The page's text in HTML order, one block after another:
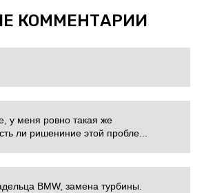
КОММЕНТАРИИ
у меня ровно такая же
ли ришениние этой пробле...
BMW, замена турбины.